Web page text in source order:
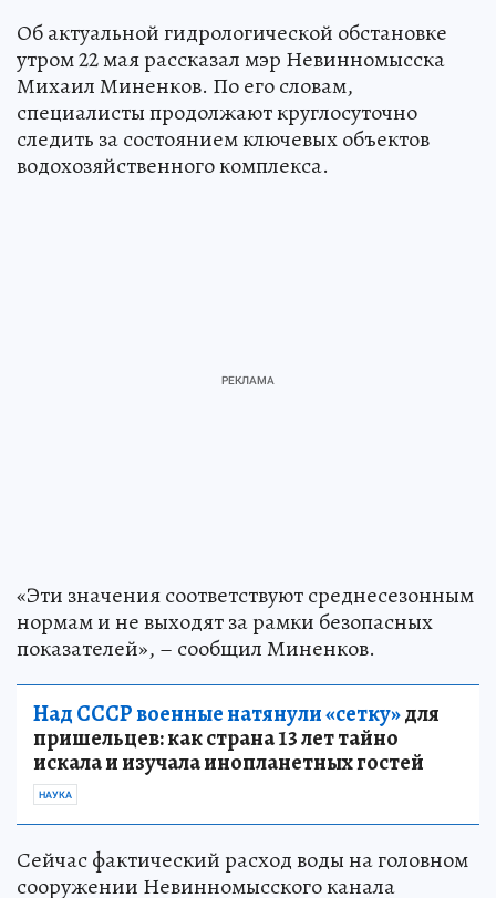
Об актуальной гидрологической обстановке
утром 22 мая рассказал мэр Невинномысска
Михаил Миненков. По его словам,
специалисты продолжают круглосуточно
следить за состоянием ключевых объектов
водохозяйственного комплекса.
«Эти значения соответствуют среднесезонным
нормам и не выходят за рамки безопасных
показателей», – сообщил Миненков.
Над СССР военные натянули «сетку»для
пришельцев: как страна 13 лет тайно
искала и изучала инопланетных гостей
НАУКА
Сейчас фактический расход воды на головном
сооружении Невинномысского канала